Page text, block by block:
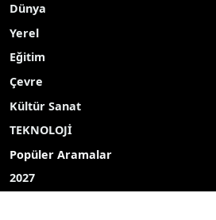
Dünya
Yerel
Eğitim
Çevre
Kültür Sanat
TEKNOLOJİ
Popüler Aramalar
2027